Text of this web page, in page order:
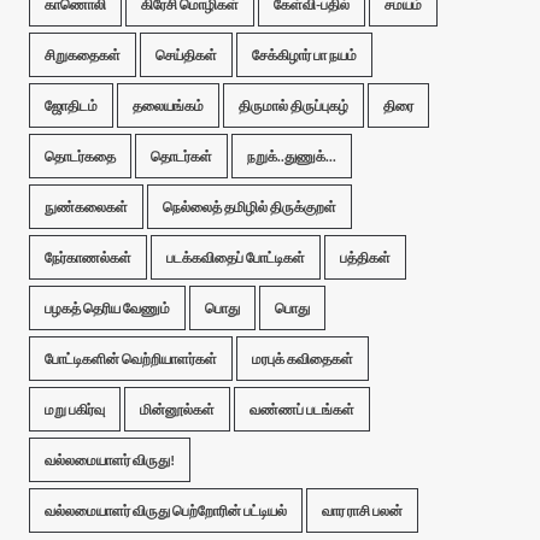
காணொலி கிரேசி மொழிகள் கேள்வி-பதில் சமயம்
சிறுகதைகள் செய்திகள் சேக்கிழார் பா நயம்
ஜோதிடம் தலையங்கம் திருமால் திருப்புகழ் திரை
தொடர்கதை தொடர்கள் நறுக்..துணுக்...
நுண்கலைகள் நெல்லைத் தமிழில் திருக்குறள்
நேர்காணல்கள் படக்கவிதைப் போட்டிகள் பத்திகள்
பழகத் தெரிய வேணும் பொது பொது
போட்டிகளின் வெற்றியாளர்கள் மரபுக் கவிதைகள்
மறு பகிர்வு மின்னூல்கள் வண்ணப் படங்கள்
வல்லமையாளர் விருது!
வல்லமையாளர் விருது பெற்றோரின் பட்டியல் வார ராசி பலன்